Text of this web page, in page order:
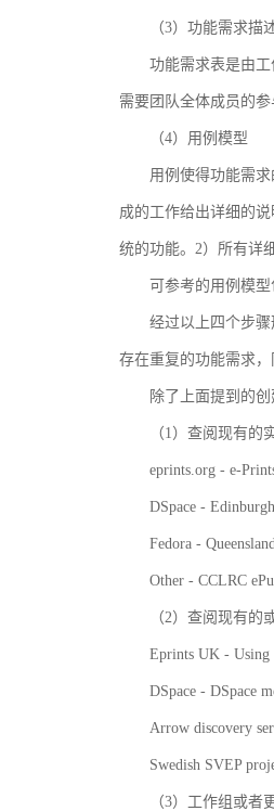
（3）功能需求描
功能需求表是由
需要团队全体成员的
（4）用例模型
用例使得功能需
成的工作给出详细的
统的功能。2）所有详
可参考的用例模
经过以上四个步
存在重复的功能需求
除了上面提到的
（1）查阅现有的
eprints.org - e-
DSpace -
Fedora -
Other - CCLRC
（2）查阅现有
Eprints UK - Using
DSpace - DSpace
Arrow discovery
Swedish SVEP
（3）工作组或者